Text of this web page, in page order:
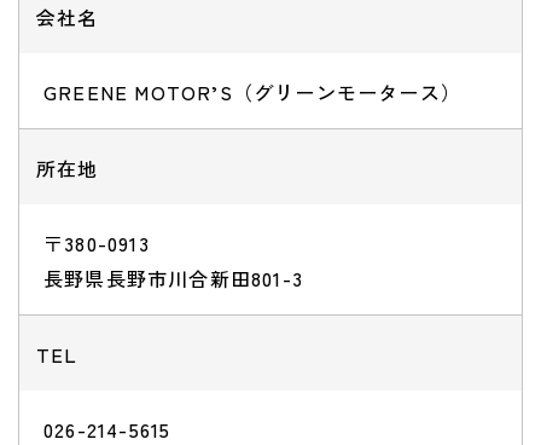
会社名
GREENE MOTOR’S（グリーンモータース）
所在地
〒380-0913
長野県長野市川合新田801-3
TEL
026-214-5615